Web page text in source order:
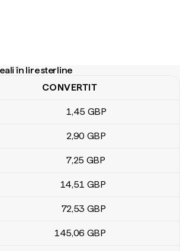
în lire sterline
în lire sterline
CONVERTIT
1,45 GBP
2,90 GBP
7,25 GBP
14,51 GBP
72,53 GBP
145,06 GBP